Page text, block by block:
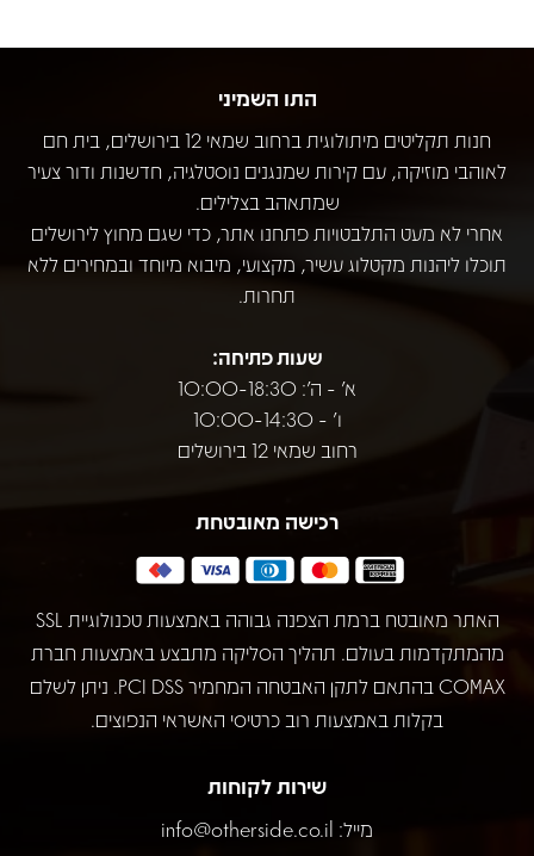
התו השמיני
חנות תקליטים מיתולוגית ברחוב שמאי 12 בירושלים, בית חם
לאוהבי מוזיקה, עם קירות שמנגנים נוסטלגיה, חדשנות ודור צעיר
שמתאהב בצלילים.
אחרי לא מעט התלבטויות פתחנו אתר, כדי שגם מחוץ לירושלים
תוכלו ליהנות מקטלוג עשיר, מקצועי, מיבוא מיוחד ובמחירים ללא
תחרות.
שעות פתיחה:
א' - ה': 10:00-18:30
ו' - 10:00-14:30
רחוב שמאי 12 בירושלים
רכישה מאובטחת
האתר מאובטח ברמת הצפנה גבוהה באמצעות טכנולוגיית SSL
מהמתקדמות בעולם. תהליך הסליקה מתבצע באמצעות חברת
COMAX בהתאם לתקן האבטחה המחמיר PCI DSS. ניתן לשלם
בקלות באמצעות רוב כרטיסי האשראי הנפוצים.
שירות לקוחות
מייל: info@otherside.co.il